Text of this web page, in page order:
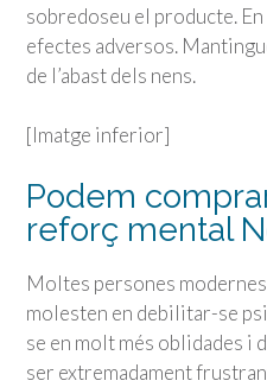
sobredoseu el producte.
efectes adversos.
de l’abast dels nens.
[Imatge inferior]
Podem
reforç mental
Moltes persones
molesten en debilitar-se
se en molt més oblidades i
ser extremadament